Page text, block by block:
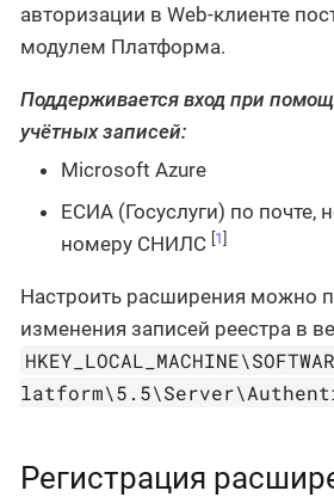
авторизации в Web-клиенте
модулем Платформа.
Поддерживается вход при
учётных записей:
Microsoft Azure
ЕСИА (Госуслуги) по почте,
номеру СНИЛС [1]
Настроить расширения можно
изменения записей реестра в
Регистрация